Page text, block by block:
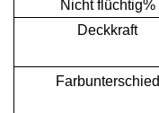
Nicht flüchtig%
Deckkraft
Farbunterschied